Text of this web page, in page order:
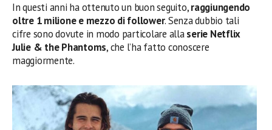
In questi anni ha ottenuto un buon seguito,raggiungendo
oltre 1 milione e mezzo di follower. Senza dubbio tali
cifre sono dovute in modo particolare allaserie Netflix
Julie & the Phantoms, che l’ha fatto conoscere
maggiormente.